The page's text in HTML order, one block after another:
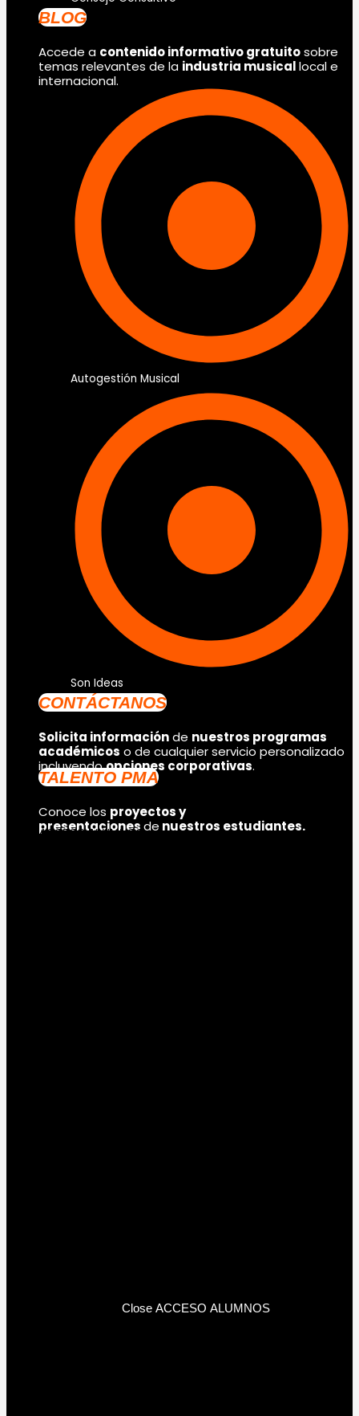
BLOG
Accede a contenido informativo gratuitosobre
temas relevantes de la industria musicallocal e
internacional.
Autogestión Musical
Son Ideas
CONTÁCTANOS
Solicita informaciónde nuestros programas
académicos o de cualquier servicio personalizado
incluyendoopciones corporativas.
TALENTO PMA
Conoce los proyectos y
presentacionesde nuestros estudiantes.
ACCESO ALUMNOS
Close ACCESO ALUMNOS